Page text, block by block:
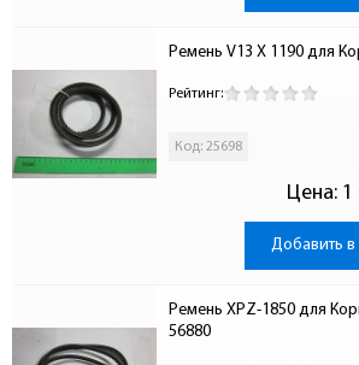
Ремень V13 X 1190 для
Рейтинг:
Код: 25698
Цена: 1
Добавить в
Ремень XPZ-1850 для
56880